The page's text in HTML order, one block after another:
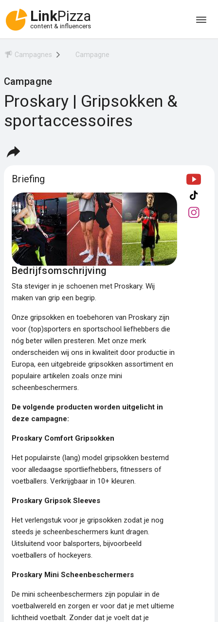
LinkPizza
content & influencers
Campagnes Campagne
Campagne
Proskary | Gripsokken &
sportaccessoires
Briefing
Bedrijfsomschrijving
Sta steviger in je schoenen met Proskary. Wij
maken van grip een begrip.
Onze gripsokken en toebehoren van Proskary zijn
voor (top)sporters en sportschool liefhebbers die
nóg beter willen presteren. Met onze merk
onderscheiden wij ons in kwaliteit door productie in
Europa, een uitgebreide gripsokken assortiment en
populaire artikelen zoals onze mini
scheenbeschermers.
De volgende producten worden uitgelicht in
deze campagne:
Proskary Comfort Gripsokken
Het populairste (lang) model gripsokken bestemd
voor alledaagse sportliefhebbers, fitnessers of
voetballers. Verkrijgbaar in 10+ kleuren.
Proskary Gripsok Sleeves
Het verlengstuk voor je gripsokken zodat je nog
steeds je scheenbeschermers kunt dragen.
Uitsluitend voor balsporters, bijvoorbeeld
voetballers of hockeyers.
Proskary Mini Scheenbeschermers
De mini scheenbeschermers zijn populair in de
voetbalwereld en zorgen er voor dat je met ultieme
lichtheid voetbalt. Zonder dat je voelt dat je